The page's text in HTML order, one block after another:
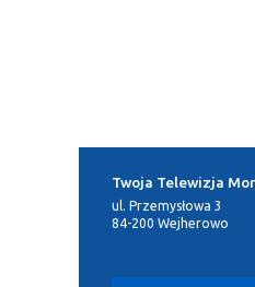
Twoja Telewizja
ul. Przemysłowa 3
84-200 Wejherowo